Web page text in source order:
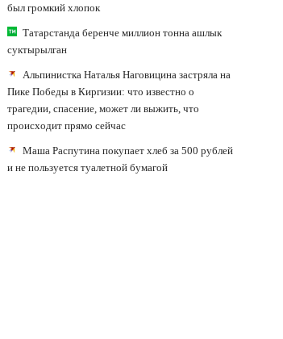
ВТБ предоставит 4,9
на строительство
комплексов
леопарда
был громкий хлопок
Татарстанда беренче миллион тонна ашлык
суктырылган
Альпинистка Наталья Наговицина застряла на
Пике Победы в Киргизии: что известно о
трагедии, спасение, может ли выжить, что
происходит прямо сейчас
Маша Распутина покупает хлеб за 500 рублей
и не пользуется туалетной бумагой